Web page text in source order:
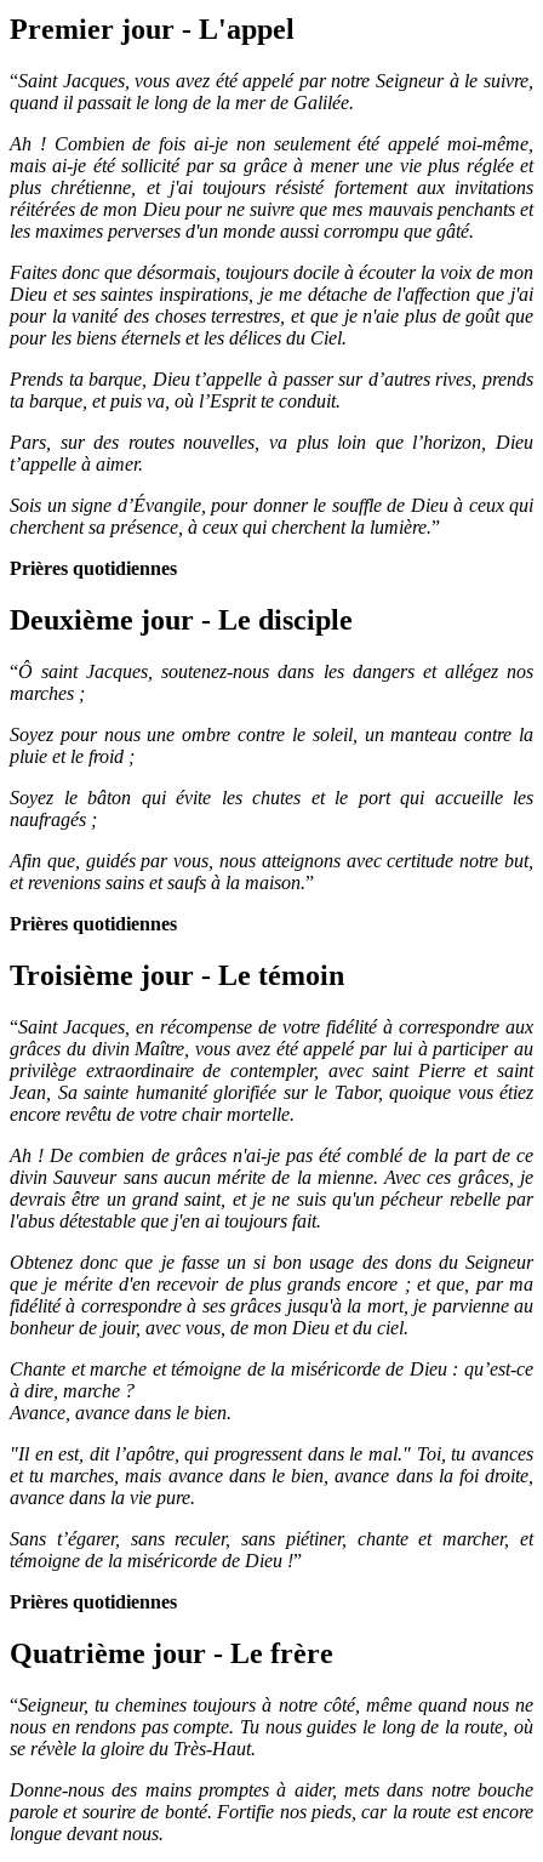
Premier jour - L'appel
“Saint Jacques, vous avez été appelé par notre Seigneur à le suivre,
quand il passait le long de la mer de Galilée.
Ah ! Combien de fois ai-je non seulement été appelé moi-même,
mais ai-je été sollicité par sa grâce à mener une vie plus réglée et
plus chrétienne, et j'ai toujours résisté fortement aux invitations
réitérées de mon Dieu pour ne suivre que mes mauvais penchants et
les maximes perverses d'un monde aussi corrompu que gâté.
Faites donc que désormais, toujours docile à écouter la voix de mon
Dieu et ses saintes inspirations, je me détache de l'affection que j'ai
pour la vanité des choses terrestres, et que je n'aie plus de goût que
pour les biens éternels et les délices du Ciel.
Prends ta barque, Dieu t’appelle à passer sur d’autres rives, prends
ta barque, et puis va, où l’Esprit te conduit.
Pars, sur des routes nouvelles, va plus loin que l’horizon, Dieu
t’appelle à aimer.
Sois un signe d’Évangile, pour donner le souffle de Dieu à ceux qui
cherchent sa présence, à ceux qui cherchent la lumière.”
Prières quotidiennes
Deuxième jour - Le disciple
“Ô saint Jacques, soutenez-nous dans les dangers et allégez nos
marches ;
Soyez pour nous une ombre contre le soleil, un manteau contre la
pluie et le froid ;
Soyez le bâton qui évite les chutes et le port qui accueille les
naufragés ;
Afin que, guidés par vous, nous atteignons avec certitude notre but,
et revenions sains et saufs à la maison.”
Prières quotidiennes
Troisième jour - Le témoin
“Saint Jacques, en récompense de votre fidélité à correspondre aux
grâces du divin Maître, vous avez été appelé par lui à participer au
privilège extraordinaire de contempler, avec saint Pierre et saint
Jean, Sa sainte humanité glorifiée sur le Tabor, quoique vous étiez
encore revêtu de votre chair mortelle.
Ah ! De combien de grâces n'ai-je pas été comblé de la part de ce
divin Sauveur sans aucun mérite de la mienne. Avec ces grâces, je
devrais être un grand saint, et je ne suis qu'un pécheur rebelle par
l'abus détestable que j'en ai toujours fait.
Obtenez donc que je fasse un si bon usage des dons du Seigneur
que je mérite d'en recevoir de plus grands encore ; et que, par ma
fidélité à correspondre à ses grâces jusqu'à la mort, je parvienne au
bonheur de jouir, avec vous, de mon Dieu et du ciel.
Chante et marche et témoigne de la miséricorde de Dieu : qu’est-ce
à dire, marche ?
Avance, avance dans le bien.
"Il en est, dit l’apôtre, qui progressent dans le mal." Toi, tu avances
et tu marches, mais avance dans le bien, avance dans la foi droite,
avance dans la vie pure.
Sans t’égarer, sans reculer, sans piétiner, chante et marcher, et
témoigne de la miséricorde de Dieu !”
Prières quotidiennes
Quatrième jour - Le frère
“Seigneur, tu chemines toujours à notre côté, même quand nous ne
nous en rendons pas compte. Tu nous guides le long de la route, où
se révèle la gloire du Très-Haut.
Donne-nous des mains promptes à aider, mets dans notre bouche
parole et sourire de bonté. Fortifie nos pieds, car la route est encore
longue devant nous.